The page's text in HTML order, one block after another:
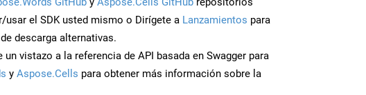
usar el SDK usted mismo o Dirígete a Lanzamientos para
descarga alternativas.
un vistazo a la referencia de API basada en Swagger para
y Aspose.Cells para obtener más información sobre la